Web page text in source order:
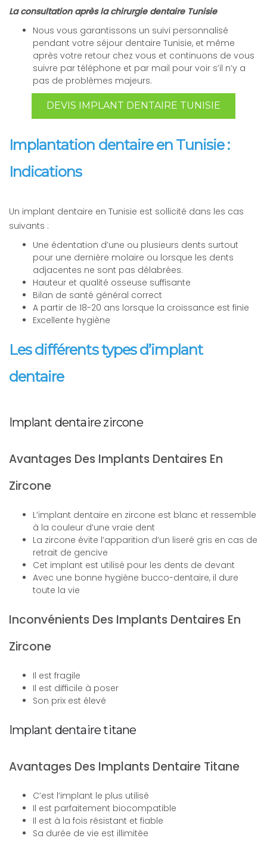
La consultation après la chirurgie dentaire Tunisie
Nous vous garantissons un suivi personnalisé
pendant votre séjour dentaire Tunisie, et même
après votre retour chez vous et continuons de vous
suivre par téléphone et par mail pour voir s’il n’y a
pas de problèmes majeurs.
DEVIS IMPLANT DENTAIRE TUNISIE
Implantation dentaire en Tunisie :
Indications
Un implant dentaire en Tunisie est sollicité dans les cas
suivants :
Une édentation d’une ou plusieurs dents surtout
pour une dernière molaire ou lorsque les dents
adjacentes ne sont pas délabrées.
Hauteur et qualité osseuse suffisante
Bilan de santé général correct
A partir de 18-20 ans lorsque la croissance est finie
Excellente hygiène
Les différents types d’implant
dentaire
Implant dentaire zircone
Avantages Des Implants Dentaires En
Zircone
L’implant dentaire en zircone est blanc et ressemble
à la couleur d’une vraie dent
La zircone évite l’apparition d’un liseré gris en cas de
retrait de gencive
Cet implant est utilisé pour les dents de devant
Avec une bonne hygiène bucco-dentaire, il dure
toute la vie
Inconvénients Des Implants Dentaires En
Zircone
Il est fragile
Il est difficile à poser
Son prix est élevé
Implant dentaire titane
Avantages Des Implants Dentaire Titane
C’est l’implant le plus utilisé
Il est parfaitement biocompatible
Il est à la fois résistant et fiable
Sa durée de vie est illimitée